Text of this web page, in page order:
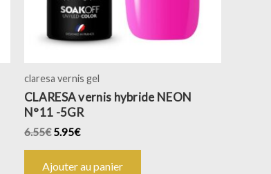
claresa vernis gel
CLARESA vernis hybride NEON
N°11 -5GR
6.55€ 5.95€
Ajouter au panier